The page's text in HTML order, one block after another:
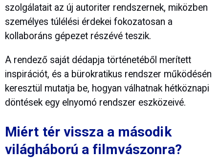
szolgálatait az új autoriter rendszernek, miközben
személyes túlélési érdekei fokozatosan a
kollaboráns gépezet részévé teszik.
A rendező saját dédapja történetéből merített
inspirációt, és a bürokratikus rendszer működésén
keresztül mutatja be, hogyan válhatnak hétköznapi
döntések egy elnyomó rendszer eszközeivé.
Miért tér vissza a második
világháború a filmvászonra?